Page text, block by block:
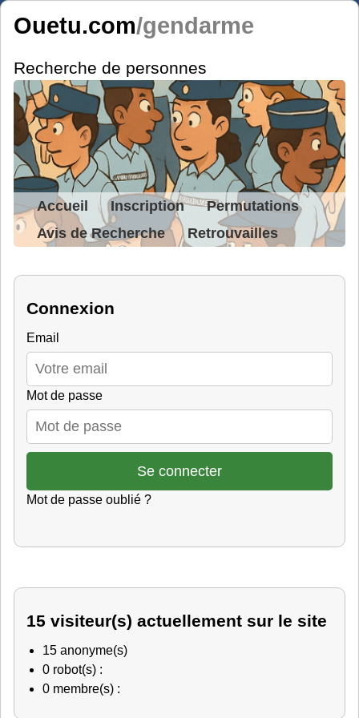
Ouetu.com/gendarme
Recherche de personnes
Accueil Inscription
Permutations
Avis de Recherche
Retrouvailles
Connexion
Email
Mot de passe
Mot de passe oublié ?
15 visiteur(s) actuellement sur le site
15 anonyme(s)
0 robot(s) :
0 membre(s) :